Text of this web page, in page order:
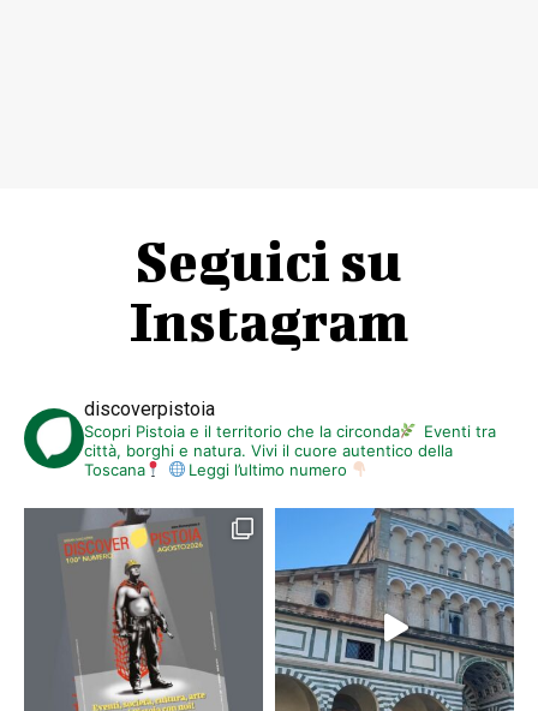
Seguici su
Instagram
discoverpistoia
Scopri Pistoia e il territorio che la circonda
Eventi tra
città, borghi e natura. Vivi il cuore autentico della
Toscana
Leggi l’ultimo numero